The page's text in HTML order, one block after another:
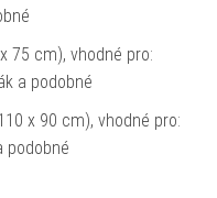
75 cm), vhodné pro:
a podobné
x 90 cm), vhodné pro:
podobné